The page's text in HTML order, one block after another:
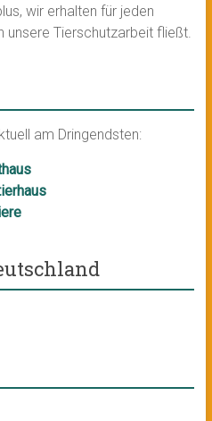
wir erhalten für jeden
unsere Tierschutzarbeit fließt.
am Dringendsten: